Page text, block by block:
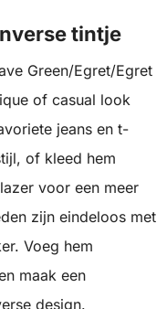
tintje
Green/Egret/Egret
of casual look
jeans en t-
of kleed hem
voor een meer
zijn eindeloos met
Voeg hem
maak een
design.